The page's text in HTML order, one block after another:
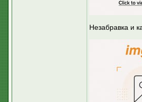
Незабравка и